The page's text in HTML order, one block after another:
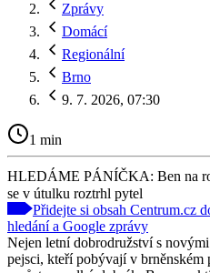
Zprávy
Domácí
Regionální
Brno
9. 7. 2026, 07:30
1 min
HLEDÁME PÁNÍČKA: Ben na
se v útulku roztrhl pytel
Přidejte si obsah Centrum.cz
hledání a Google zprávy
Nejen letní dobrodružství s
pejsci, kteří pobývají v